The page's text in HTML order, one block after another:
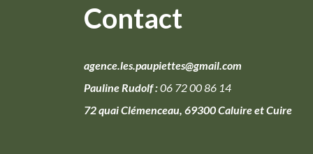
Contact
agence.les.paupiettes@gmail.com
Pauline Rudolf :06 72 00 86 14
72 quai Clémenceau, 69300 Caluire et Cuire